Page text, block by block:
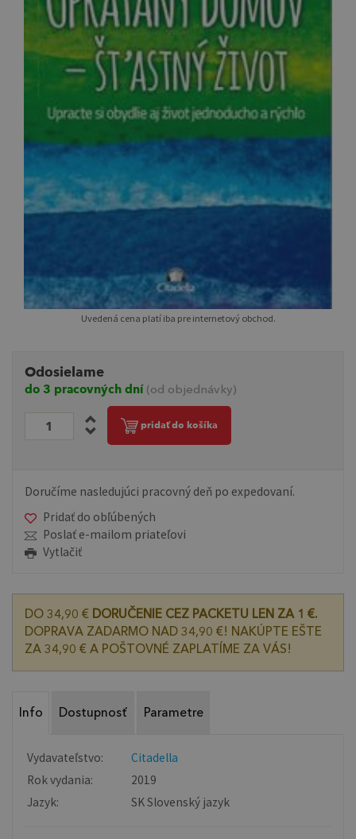
Uvedená cena platí iba pre internetový obchod.
Odosielame
do 3 pracovných dní (od objednávky)
pridať do košíka
Doručíme nasledujúci pracovný deň po expedovaní.
Pridať do obľúbených
Poslať e-mailom priateľovi
Vytlačiť
DO 34,90 € DORUČENIE CEZ PACKETU LEN ZA 1 €.
DOPRAVA ZADARMO NAD 34,90 €! NAKÚPTE EŠTE
ZA 34,90 € A POŠTOVNÉ ZAPLATÍME ZA VÁS!
Info Dostupnosť Parametre
Vydavateľstvo:
Citadella
Rok vydania:
2019
Jazyk:
SK Slovenský jazyk